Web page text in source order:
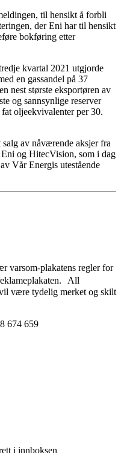
til hensikt å forbli
der Eni har til hensikt
bokføring etter
kvartal 2021 utgjorde
en gassandel på 37
nest største eksportøren av
og sannsynlige reserver
oljeekvivalenter per 30.
av nåværende aksjer fra
og HitecVision, som i dag
Vår Energis utestående
varsom-plakatens regler for
All
være tydelig merket og skilt
674 659
i innboksen